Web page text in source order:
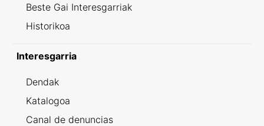
Beste Gai Interesgarriak
Historikoa
Interesgarria
Dendak
Katalogoa
Canal de denuncias